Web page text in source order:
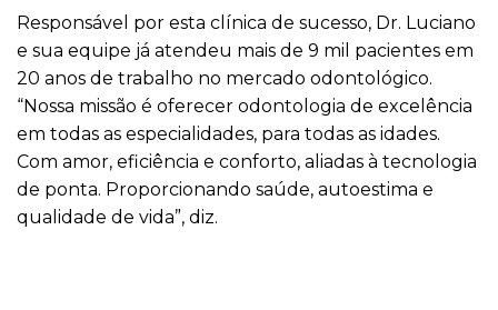
Responsável por esta clínica de sucesso, Dr. Luciano
e sua equipe já atendeu mais de 9 mil pacientes em
20 anos de trabalho no mercado odontológico.
“Nossa missão é oferecer odontologia de excelência
em todas as especialidades, para todas as idades.
Com amor, eficiência e conforto, aliadas à tecnologia
de ponta. Proporcionando saúde, autoestima e
qualidade de vida”, diz.